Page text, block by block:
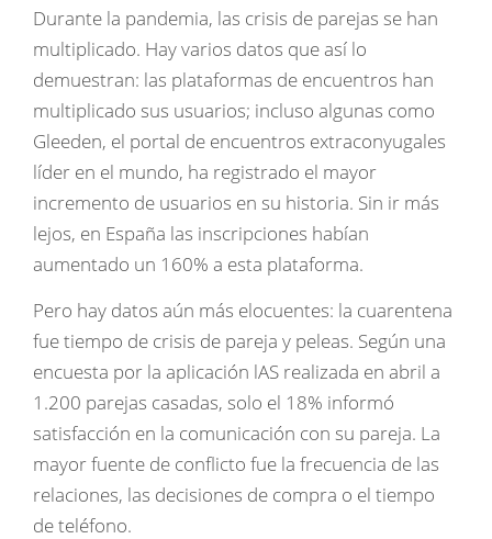
Durante la pandemia, las crisis de parejas se han
multiplicado. Hay varios datos que así lo
demuestran: las plataformas de encuentros han
multiplicado sus usuarios; incluso algunas como
Gleeden, el portal de encuentros extraconyugales
líder en el mundo, ha registrado el mayor
incremento de usuarios en su historia. Sin ir más
lejos, en España las inscripciones habían
aumentado un 160% a esta plataforma.
Pero hay datos aún más elocuentes: la cuarentena
fue tiempo de crisis de pareja y peleas. Según una
encuesta por la aplicación lAS realizada en abril a
1.200 parejas casadas, solo el 18% informó
satisfacción en la comunicación con su pareja. La
mayor fuente de conflicto fue la frecuencia de las
relaciones, las decisiones de compra o el tiempo
de teléfono.